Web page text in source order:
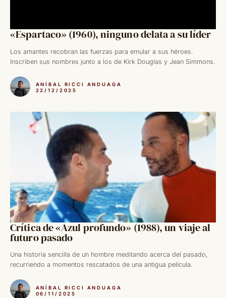
«Espartaco» (1960), ninguno delata a su líder
Los amantes recobran las fuerzas para emular a sus héroes.
Inscriben sus nombres junto a los de Kirk Douglas y Jean Simmons.
ANÍBAL RICCI ANDUAGA
22/12/2025
Crítica de «Azul profundo» (1988), un viaje al
futuro pasado
Una historia sencilla de un hombre meditando acerca del pasado,
recurriendo a momentos rescatados de una antigua película.
ANÍBAL RICCI ANDUAGA
06/11/2025